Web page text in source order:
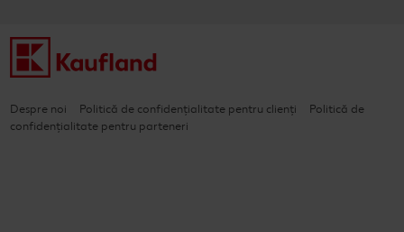
Despre noi Politică de confidențialitate pentru clienți
Politică de
confidențialitate pentru parteneri